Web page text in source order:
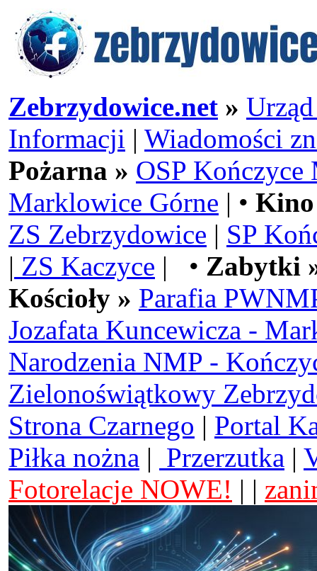
Zebrzydowice.net »
Informacji | Wiadomości
Pożarna » OSP Kończyce
Marklowice Górne | •
ZS Zebrzydowice | SP
| ZS Kaczyce | • Zabytki
Kościoły » Parafia
Jozafata Kuncewicza -
Narodzenia NMP -
Zielonoświątkowy
Strona Czarnego | Portal
Piłka nożna | Przerzutka |
Fotorelacje NOWE! | |